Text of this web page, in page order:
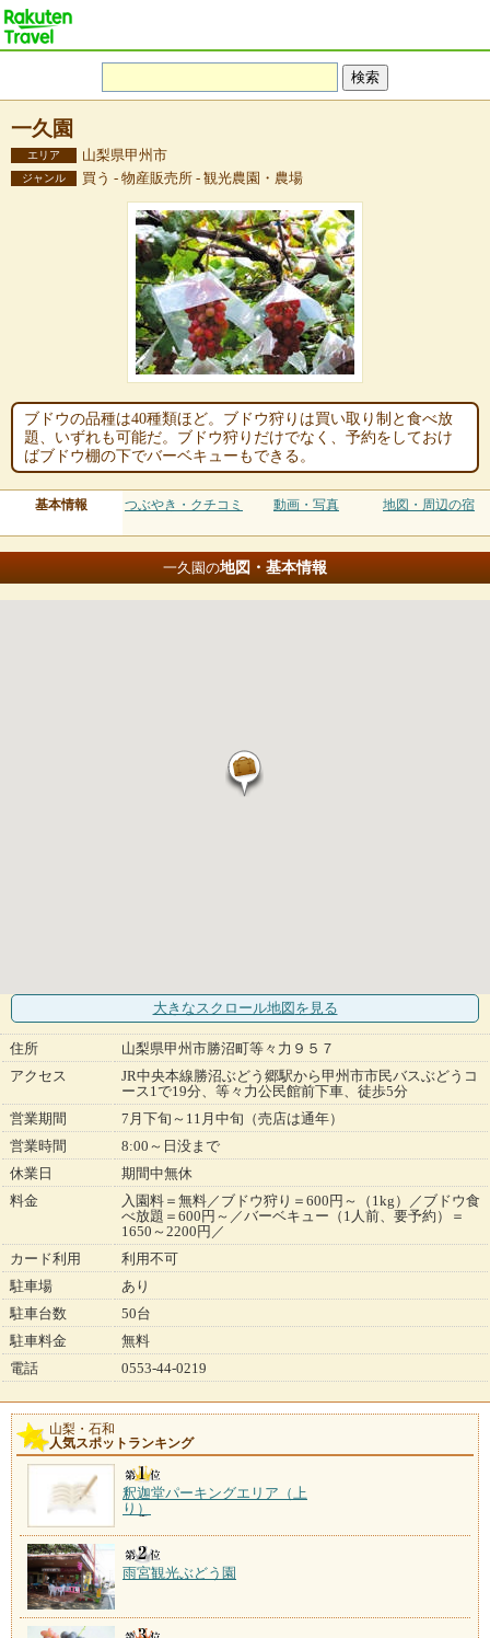
一久園
エリア 山梨県甲州市
ジャンル 買う - 物産販売所 - 観光農園・農場
ブドウの品種は40種類ほど。ブドウ狩りは買い取り制と食べ放
題、いずれも可能だ。ブドウ狩りだけでなく、予約をしておけ
ばブドウ棚の下でバーベキューもできる。
基本情報 つぶやき・クチコミ 動画・写真 地図・周辺の宿
一久園の地図・基本情報
大きなスクロール地図 を見る
住所
山梨県甲州市勝沼町等々力９５７
アクセス
JR中央本線勝沼ぶどう郷駅から甲州市市民バスぶどうコ
ース1で19分、等々力公民館前下車、徒歩5分
営業期間
7月下旬～11月中旬（売店は通年）
営業時間
8:00～日没まで
休業日
期間中無休
料金
入園料＝無料／ブドウ狩り＝600円～（1kg）／ブドウ食
べ放題＝600円～／バーベキュー（1人前、要予約）＝
1650～2200円／
カード利用
利用不可
駐車場
あり
駐車台数
50台
駐車料金
無料
電話
0553-44-0219
山梨・石和
人気スポットランキング
釈迦堂パーキングエリア（上
り）
雨宮観光ぶどう園